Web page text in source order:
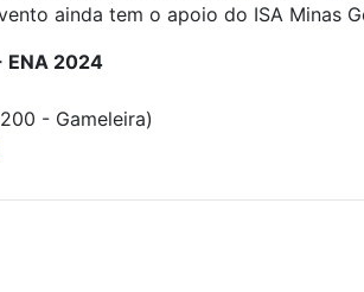
ainda tem o apoio do ISA Minas
ENA 2024
- Gameleira)